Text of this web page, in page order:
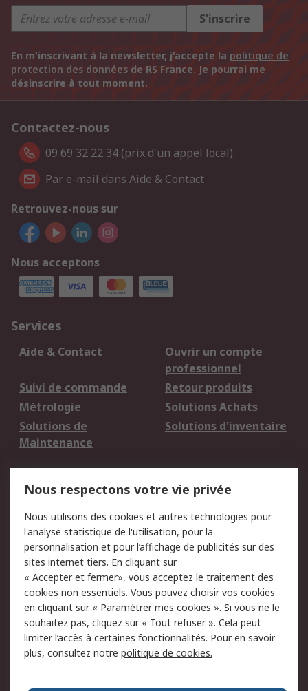
S'inscrire
En m'inscrivant à la newsletter, j'accepte la politique de
protection des données de RS France. Je pourrai me
désinscrire à tout moment.
Contactez-nous
09 69 32 22 34 (prix d'un appel local).
Par e-mail dans Aide & Contact
Retrouvez-nous sur
Nous acceptons
Services
Aide & Contact
Ouvrir un compte
professionnel
Suivi de commande
Retour produits
Métrologie
Solutions Achats
Solutions de
Maintenance
Solutions d'inventaire
du site
Politique de protection
des données - Mise à
jour
Sécurité des E-mails
Conditions générales
de vente
Politique anti-
corruption
Campagnes marketing
A propos de RS
A propos de RS France Evénements
Nous respectons votre vie privée
Nous utilisons des cookies et autres technologies pour
l'analyse statistique de l'utilisation, pour la
personnalisation et pour l’affichage de publicités sur des
sites internet tiers. En cliquant sur
« Accepter et fermer», vous acceptez le traitement des
cookies non essentiels. Vous pouvez choisir vos cookies
en cliquant sur « Paramétrer mes cookies ». Si vous ne le
souhaitez pas, cliquez sur « Tout refuser ». Cela peut
limiter l’accès à certaines fonctionnalités. Pour en savoir
plus, consultez notre politique de cookies.